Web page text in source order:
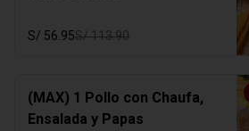
S/ 56.95S/ 113.90
(MAX) 1 Pollo con Chaufa,
Ensalada y Papas